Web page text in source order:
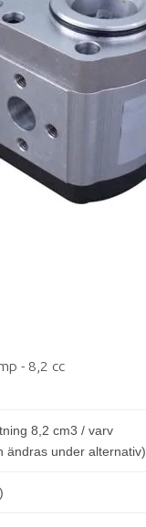
- 8,2 cc
8,2 cm3 / varv
ändras under alternativ)